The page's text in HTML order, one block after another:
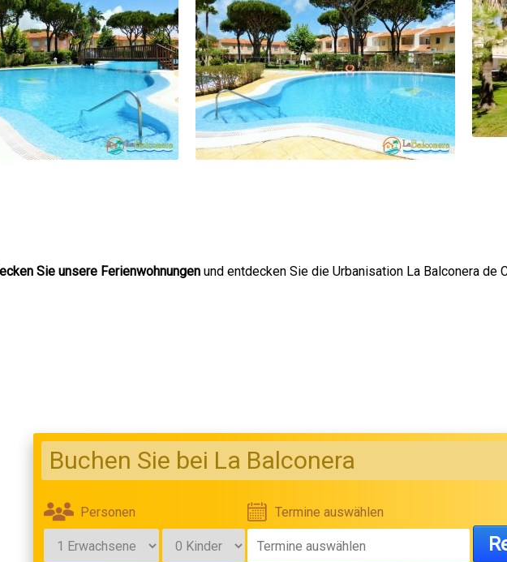
Sie unsere Ferienwohnungenund entdecken Sie die Urbanisation La Balconera de
Buchen Sie bei La Balconera
Personen Termine auswählen